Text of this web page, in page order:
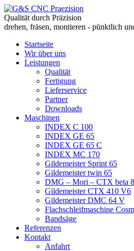
Qualität durch Präzision
drehen, fräsen, montieren - pünktlich
Startseite
Wir über uns
Leistungen
Qualität
Fertigung
Lieferservice
Partner
Downloads
Maschinen
INDEX C 100
INDEX GE 65
INDEX GE 65 C
INDEX MC 170
Gildemeister Sprint 65
Gildemeister twin 65
DMG – Mori – CTX beta
Gildemeister CTX 410 V6
Gildemeister DMC 64 V
Flachschleifmaschine
Bandsäge
Referenzen
Kontakt
Anfahrt